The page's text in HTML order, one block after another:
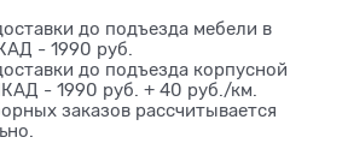
до подъезда мебели в
- 1990 руб.
до подъезда корпусной
- 1990 руб. + 40 руб./км.
заказов рассчитывается